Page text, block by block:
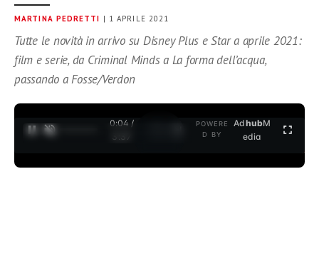
MARTINA PEDRETTI | 1 APRILE 2021
Tutte le novità in arrivo su Disney Plus e Star a aprile 2021:
film e serie, da Criminal Minds a La forma dell’acqua,
passando a Fosse/Verdon
0:04 /
3:37
POWERE
D BY
AdhubM
edia